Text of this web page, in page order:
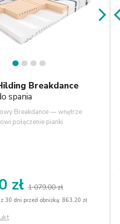
Breakdance
spania
Breakdance — wnętrze
połączenie pianki
została połączona ze sobą
cięcia w kształt
w dopasowaniu się do
Warstwa zewnętrzna pianki
które pełnią dwie funkcje:
oraz służą, jako dodatkowe
zł1 079,00 zł
30 dni przed obniżką: 863,20 zł